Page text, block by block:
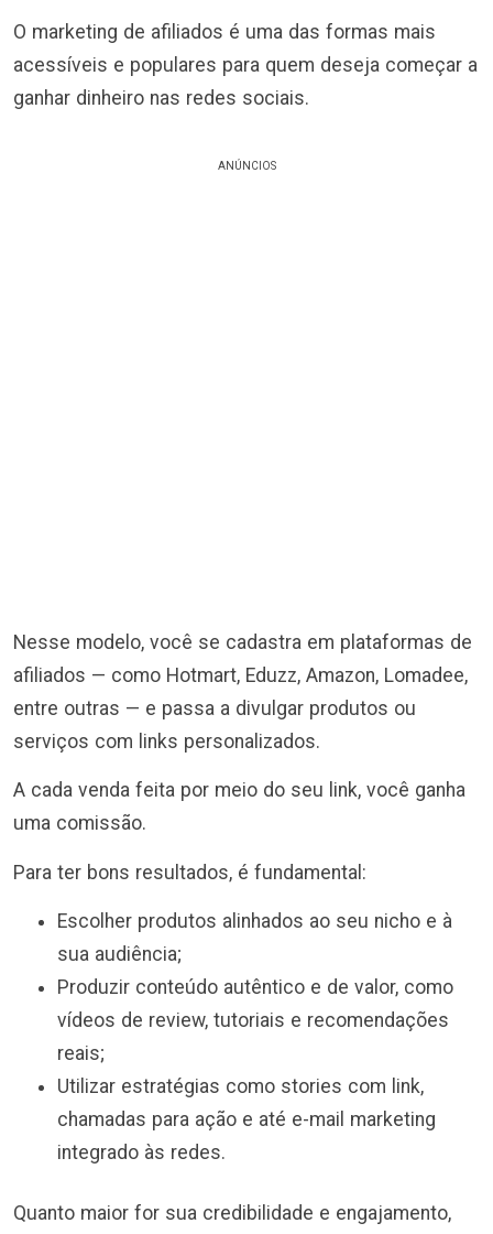
O marketing de afiliados é uma das formas mais
acessíveis e populares para quem deseja começar a
ganhar dinheiro nas redes sociais.
ANÚNCIOS
Nesse modelo, você se cadastra em plataformas de
afiliados — como Hotmart, Eduzz, Amazon, Lomadee,
entre outras — e passa a divulgar produtos ou
serviços com links personalizados.
A cada venda feita por meio do seu link, você ganha
uma comissão.
Para ter bons resultados, é fundamental:
Escolher produtos alinhados ao seu nicho e à
sua audiência;
Produzir conteúdo autêntico e de valor, como
vídeos de review, tutoriais e recomendações
reais;
Utilizar estratégias como stories com link,
chamadas para ação e até e-mail marketing
integrado às redes.
Quanto maior for sua credibilidade e engajamento,